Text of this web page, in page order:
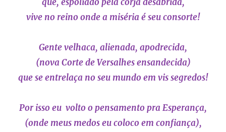
vive no reino onde a miséria é seu consorte!
Gente velhaca, alienada, apodrecida,
(nova Corte de Versalhes ensandecida)
que se entrelaça no seu mundo em vis segredos!
Por isso eu volto o pensamento pra Esperança,
(onde meus medos eu coloco em confiança),